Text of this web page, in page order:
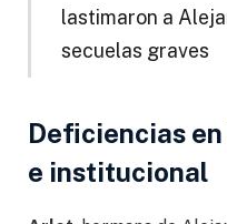
lastimaron a
secuelas graves
Deficiencias
e institucional